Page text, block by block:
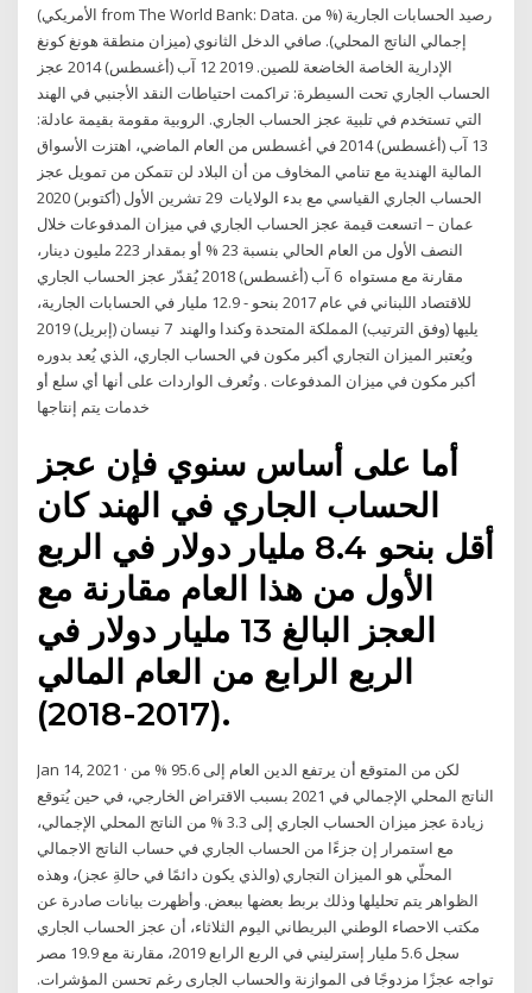
الأمريكي) from The World Bank: Data. رصيد الحسابات الجارية (% من
إجمالي الناتج المحلي). صافي الدخل الثانوي (ميزان منطقة هونغ كونغ
الإدارية الخاصة الخاضعة للصين. 2019 12 آب (أغسطس) 2014 عجز
الحساب الجاري تحت السيطرة: تراكمت احتياطات النقد الأجنبي في الهند
التي تستخدم في تلبية عجز الحساب الجاري. الروبية مقومة بقيمة عادلة:
13 آب (أغسطس) 2014 في أغسطس من العام الماضي، اهتزت الأسواق
المالية الهندية مع تنامي المخاوف من أن البلاد لن تتمكن من تمويل عجز
الحساب الجاري القياسي مع بدء الولايات 29 تشرين الأول (أكتوبر) 2020
عمان – اتسعت قيمة عجز الحساب الجاري في ميزان المدفوعات خلال
النصف الأول من العام الحالي بنسبة 23 % أو بمقدار 223 مليون دينار،
مقارنة مع مستواه 6 آب (أغسطس) 2018 يُقدّر عجز الحساب الجاري
للاقتصاد اللبناني في عام 2017 بنحو - 12.9 مليار في الحسابات الجارية،
يليها (وفق الترتيب) المملكة المتحدة وكندا والهند 7 نيسان (إبريل) 2019
ويُعتبر الميزان التجاري أكبر مكون في الحساب الجاري، الذي يُعد بدوره
أكبر مكون في ميزان المدفوعات . وتُعرف الواردات على أنها أي سلع أو
أما على أساس سنوي فإن عجز
الحساب الجاري في الهند كان
أقل بنحو 8.4 مليار دولار في الربع
الأول من هذا العام مقارنة مع
العجز البالغ 13 مليار دولار في
الربع الرابع من العام المالي
(2017-2018).
Jan 14, 2021 · لكن من المتوقع أن يرتفع الدين العام إلى 95.6 % من
الناتج المحلي الإجمالي في 2021 بسبب الاقتراض الخارجي، في حين يُتوقع
زيادة عجز ميزان الحساب الجاري إلى 3.3 % من الناتج المحلي الإجمالي،
مع استمرار إن جزءًا من الحساب الجاري في حساب الناتج الاجمالي
المحلّي هو الميزان التجاري (والذي يكون دائمًا في حالةِ عجز)، وهذه
الظواهر يتم تحليلها وذلك بربط بعضها ببعض. وأظهرت بيانات صادرة عن
مكتب الاحصاء الوطني البريطاني اليوم الثلاثاء، أن عجز الحساب الجاري
سجل 5.6 مليار إسترليني في الربع الرابع 2019، مقارنة مع 19.9 مصر
تواجه عجزًا مزدوجًا فى الموازنة والحساب الجارى رغم تحسن المؤشرات.